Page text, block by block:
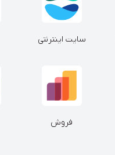
سایت اینترنتی
فروش